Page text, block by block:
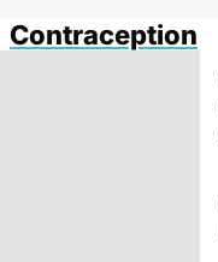
Contraception